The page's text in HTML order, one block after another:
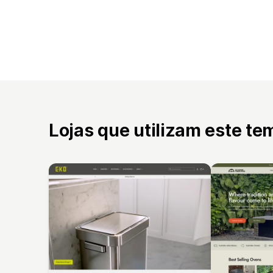
Lojas que utilizam este